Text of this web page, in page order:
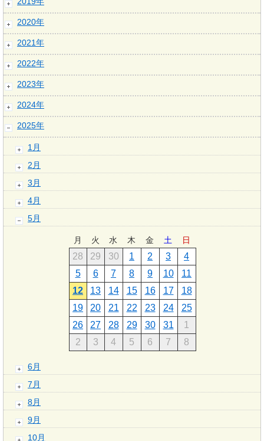
2020年
2021年
2022年
2023年
2024年
2025年
1月
2月
3月
4月
5月
月 火 水 木 金 土 日
28 29 30 1 2 3
4
5
6 7 8 9 10
11
12
13 14 15 16 17
18
19
20 21 22 23 24
25
26
27 28 29 30 31
1
2
3 4 5 6 7 8
6月
7月
8月
9月
10月